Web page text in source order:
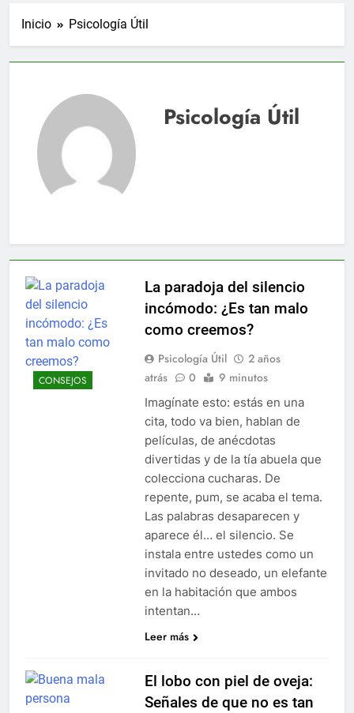
Inicio Psicología Útil
Psicología Útil
CONSEJOS
La paradoja del silencio
incómodo: ¿Es tan malo
como creemos?
Psicología Útil
2 años
atrás
0 9 minutos
Imagínate esto: estás en una
cita, todo va bien, hablan de
películas, de anécdotas
divertidas y de la tía abuela que
colecciona cucharas. De
repente, pum, se acaba el tema.
Las palabras desaparecen y
aparece él… el silencio. Se
instala entre ustedes como un
invitado no deseado, un elefante
en la habitación que ambos
intentan…
Leer más
El lobo con piel de oveja:
Señales de que no es tan